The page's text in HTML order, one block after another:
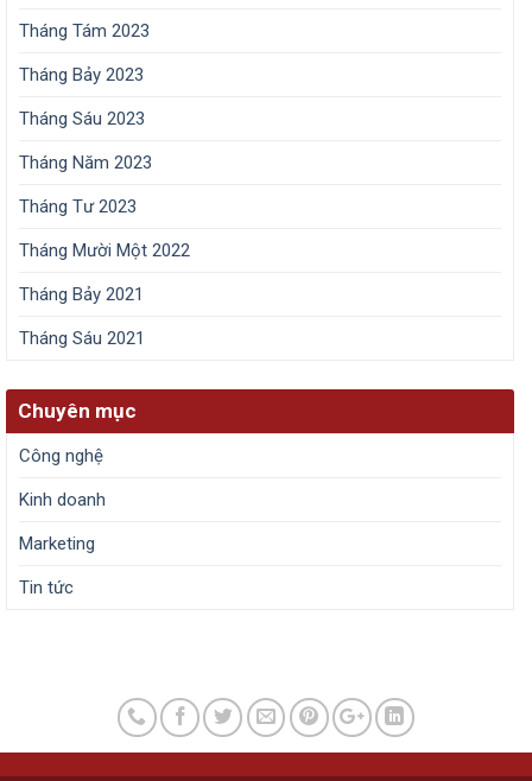
Tháng Tám 2023
Tháng Bảy 2023
Tháng Sáu 2023
Tháng Năm 2023
Tháng Tư 2023
Tháng Mười Một 2022
Tháng Bảy 2021
Tháng Sáu 2021
Chuyên mục
Công nghệ
Kinh doanh
Marketing
Tin tức